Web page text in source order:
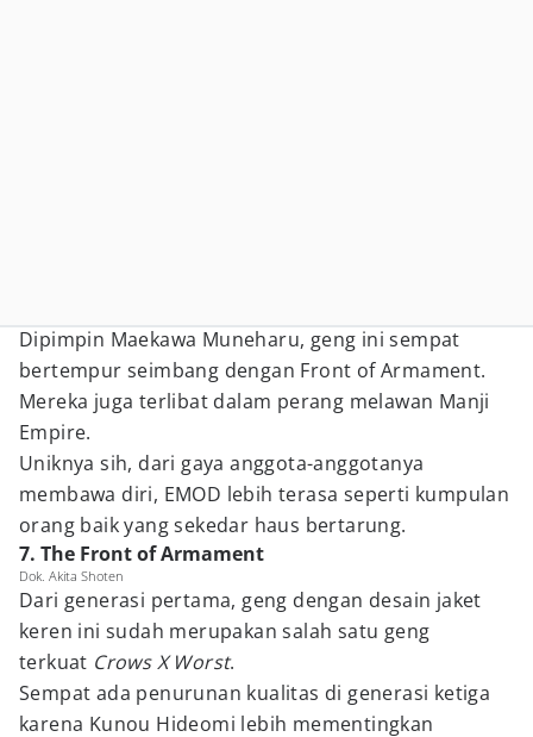
Dipimpin Maekawa Muneharu, geng ini sempat
bertempur seimbang dengan Front of Armament.
Mereka juga terlibat dalam perang melawan Manji
Empire.
Uniknya sih, dari gaya anggota-anggotanya
membawa diri, EMOD lebih terasa seperti kumpulan
orang baik yang sekedar haus bertarung.
7. The Front of Armament
Dok. Akita Shoten
Dari generasi pertama, geng dengan desain jaket
keren ini sudah merupakan salah satu geng
terkuat Crows X Worst.
Sempat ada penurunan kualitas di generasi ketiga
karena Kunou Hideomi lebih mementingkan